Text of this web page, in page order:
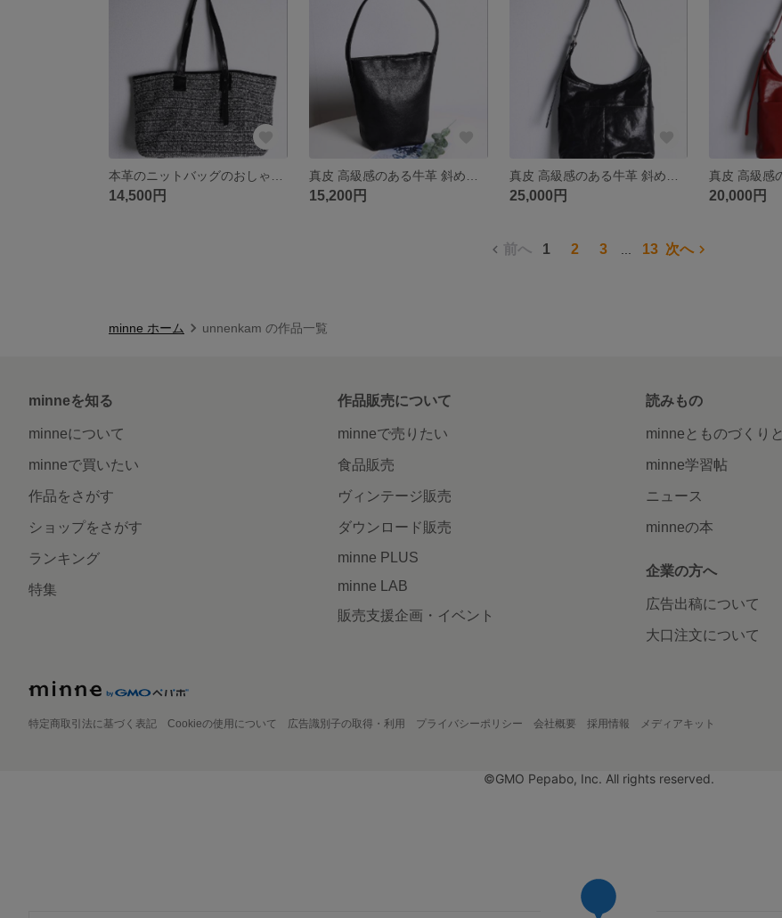
14,500円 15,200円 25,000円 20,000円
前へ 1 2 3 13 次へ
minne ホーム unnenkam の作品一覧
minneを知る
minneについて
minneで買いたい
作品をさがす
ショップをさがす
ランキング
特集
作品販売について
minneで売りたい
食品販売
ヴィンテージ販売
ダウンロード販売
minne PLUS
minne LAB
販売支援企画・イベント
読みもの
minneとものづくりと
minne学習帖
ニュース
minneの本
企業の方へ
広告出稿について
大口注文について
特定商取引法に基づく表記 Cookieの使用について 広告識別子の取得・利用 プライバシーポリシー 会社概要 採用情報 メディアキット
©GMO Pepabo, Inc. All rights reserved.